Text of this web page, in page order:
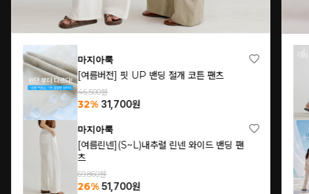
마지아룩
[여름버전] 핏 UP 밴딩 절개 코튼 팬츠
46,500원
32% 31,700원
마지아룩
[여름린넨](S~L)내추럴 린넨 와이드 밴딩 팬
츠
69,860원
26% 51,700원